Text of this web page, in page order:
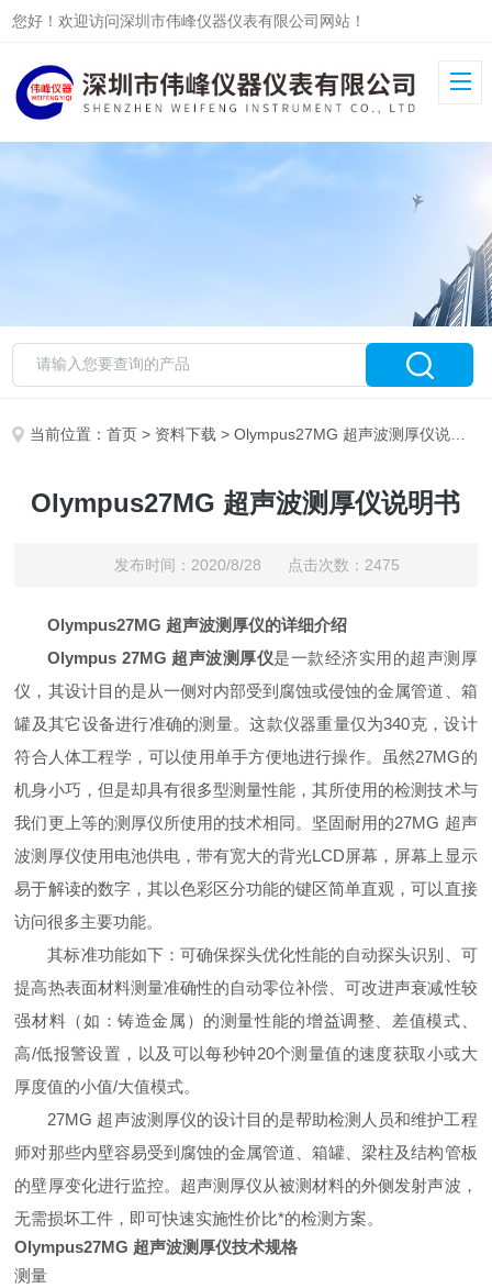
您好！欢迎访问深圳市伟峰仪器仪表有限公司网站！
当前位置：首页 > 资料下载 > Olympus27MG 超声波测厚仪说明书
Olympus27MG 超声波测厚仪说明书
发布时间：2020/8/28 点击次数：2475
Olympus27MG 超声波测厚仪的详细介绍
Olympus 27MG 超声波测厚仪是一款经济实用的超声测厚
仪，其设计目的是从一侧对内部受到腐蚀或侵蚀的金属管道、箱
罐及其它设备进行准确的测量。这款仪器重量仅为340克，设计
符合人体工程学，可以使用单手方便地进行操作。虽然27MG的
机身小巧，但是却具有很多型测量性能，其所使用的检测技术与
我们更上等的测厚仪所使用的技术相同。坚固耐用的27MG 超声
波测厚仪使用电池供电，带有宽大的背光LCD屏幕，屏幕上显示
易于解读的数字，其以色彩区分功能的键区简单直观，可以直接
访问很多主要功能。
其标准功能如下：可确保探头优化性能的自动探头识别、可
提高热表面材料测量准确性的自动零位补偿、可改进声衰减性较
强材料（如：铸造金属）的测量性能的增益调整、差值模式、
高/低报警设置，以及可以每秒钟20个测量值的速度获取小或大
厚度值的小值/大值模式。
27MG 超声波测厚仪的设计目的是帮助检测人员和维护工程
师对那些内壁容易受到腐蚀的金属管道、箱罐、梁柱及结构管板
的壁厚变化进行监控。超声测厚仪从被测材料的外侧发射声波，
无需损坏工件，即可快速实施性价比*的检测方案。
Olympus27MG 超声波测厚仪技术规格
测量